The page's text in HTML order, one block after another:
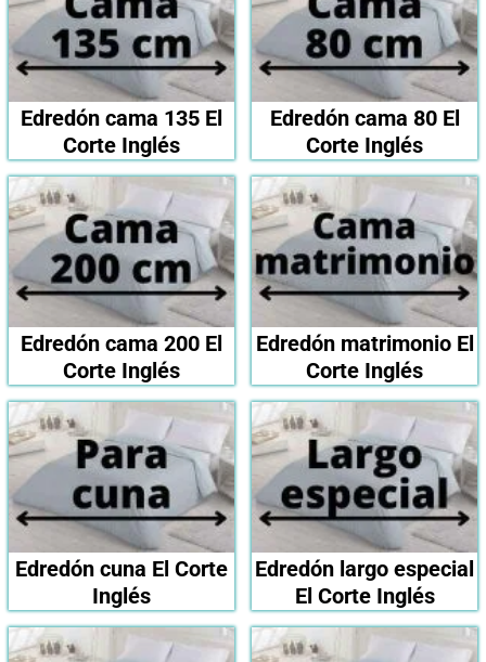
Edredón cama 135 El
Corte Inglés
Edredón cama 80 El
Corte Inglés
Edredón cama 200 El
Corte Inglés
Edredón matrimonio El
Corte Inglés
Edredón cuna El Corte
Inglés
Edredón largo especial
El Corte Inglés